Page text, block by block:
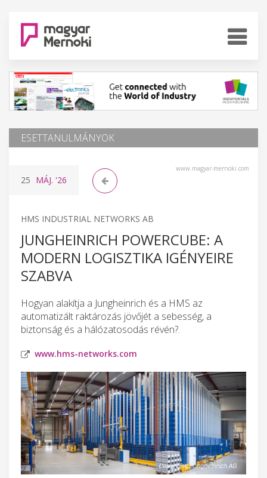
ESETTANULMÁNYOK
www.magyar-mernoki.com
25 MÁJ. '26
HMS INDUSTRIAL NETWORKS AB
JUNGHEINRICH POWERCUBE: A
MODERN LOGISZTIKA IGÉNYEIRE
SZABVA
Hogyan alakítja a Jungheinrich és a HMS az
automatizált raktározás jövőjét a sebesség, a
biztonság és a hálózatosodás révén?.
www.hms-networks.com